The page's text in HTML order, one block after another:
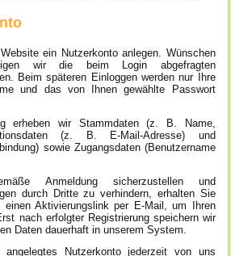
ein Nutzerkonto anlegen. Wünschen
wir die beim Login abgefragten
Beim späteren Einloggen werden nur Ihre
und das von Ihnen gewählte Passwort
erheben wir Stammdaten (z. B. Name,
(z. B. E-Mail-Adresse) und
sowie Zugangsdaten (Benutzername
Anmeldung sicherzustellen und
durch Dritte zu verhindern, erhalten Sie
einen Aktivierungslink per E-Mail, um Ihren
nach erfolgter Registrierung speichern wir
Daten dauerhaft in unserem System.
Nutzerkonto jederzeit von uns